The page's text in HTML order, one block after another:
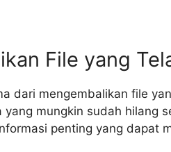
File yang
dari mengembalikan file
mungkin sudah hilang
penting yang dapat